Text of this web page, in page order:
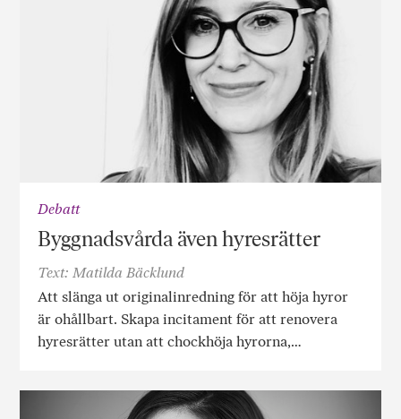
Debatt
Byggnadsvårda även hyresrätter
Text: Matilda Bäcklund
Att slänga ut originalinredning för att höja hyror
är ohållbart. Skapa incitament för att renovera
hyresrätter utan att chockhöja hyrorna,…